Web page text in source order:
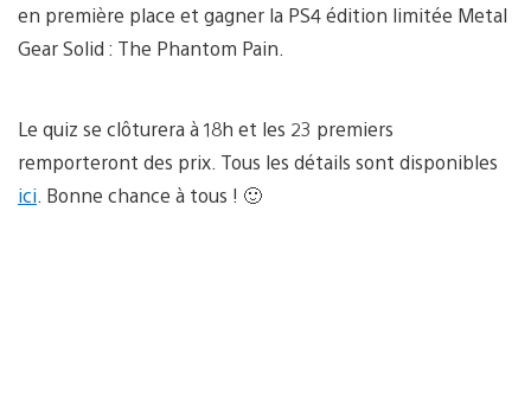
en première place et gagner la PS4 édition limitée Metal
Gear Solid : The Phantom Pain.
Le quiz se clôturera à 18h et les 23 premiers
remporteront des prix. Tous les détails sont disponibles
ici . Bonne chance à tous ! 🙂